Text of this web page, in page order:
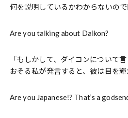
何を説明しているかわからないので
Are you talking about Daikon?
「もしかして、ダイコンについて
おそる私が発言すると、彼は目を輝
Are you Japanese!? That’s a